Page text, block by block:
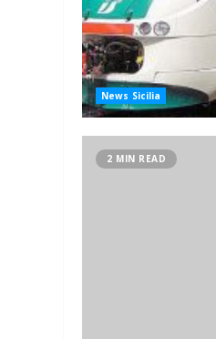
News Sicilia
2 MIN READ